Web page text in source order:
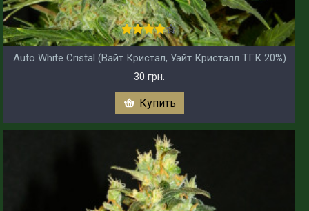
Auto White Cristal (Вайт Кристал, Уайт Кристалл ТГК 20%)
30 грн.
Купить